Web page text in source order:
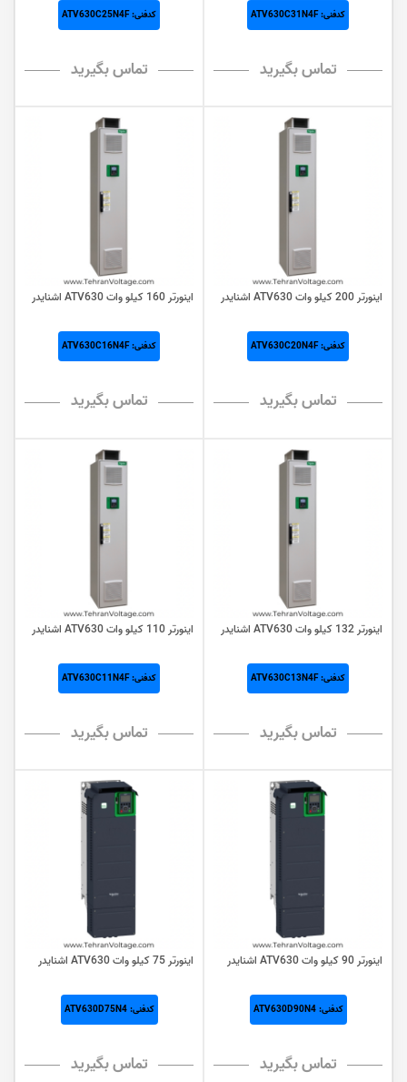
کدفنی: ATV630C31N4F
تماس بگیرید
کدفنی: ATV630C25N4F
تماس بگیرید
اینورتر 200 کيلو وات ATV630 اشنایدر
کدفنی: ATV630C20N4F
تماس بگیرید
اینورتر 160 کيلو وات ATV630 اشنایدر
کدفنی: ATV630C16N4F
تماس بگیرید
اینورتر 132 کيلو وات ATV630 اشنایدر
کدفنی: ATV630C13N4F
تماس بگیرید
اینورتر 110 کيلو وات ATV630 اشنایدر
کدفنی: ATV630C11N4F
تماس بگیرید
اینورتر 90 کيلو وات ATV630 اشنایدر
کدفنی: ATV630D90N4
تماس بگیرید
اینورتر 75 کيلو وات ATV630 اشنایدر
کدفنی: ATV630D75N4
تماس بگیرید